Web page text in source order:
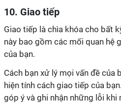
10. Giao tiếp
Giao tiếp là chìa khóa cho bất
này bao gồm các mối quan hệ
của bạn.
Cách bạn xử lý mọi vấn đề của
hiện tính cách giao tiếp của
góp ý và ghi nhận những lỗi khi